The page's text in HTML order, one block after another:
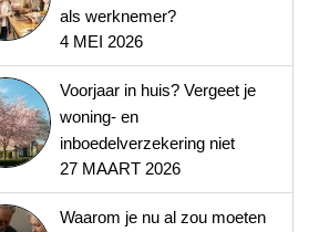
als werknemer?
4 MEI 2026
Voorjaar in huis? Vergeet je
woning- en
inboedelverzekering niet
27 MAART 2026
Waarom je nu al zou moeten